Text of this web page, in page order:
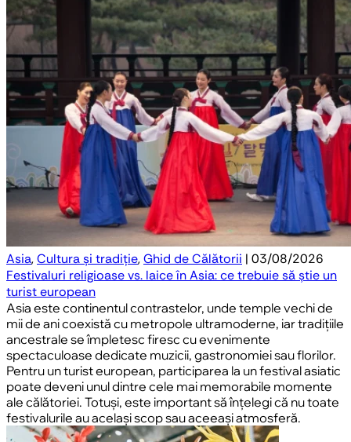
Asia,Cultura și tradiție,Ghid de Călătorii | 03/08/2026
Festivaluri religioase vs. laice în Asia: ce trebuie să știe un
turist european
Asia este continentul contrastelor, unde temple vechi de
mii de ani coexistă cu metropole ultramoderne, iar tradițiile
ancestrale se împletesc firesc cu evenimente
spectaculoase dedicate muzicii, gastronomiei sau florilor.
Pentru un turist european, participarea la un festival asiatic
poate deveni unul dintre cele mai memorabile momente
ale călătoriei. Totuși, este important să înțelegi că nu toate
festivalurile au același scop sau aceeași atmosferă.